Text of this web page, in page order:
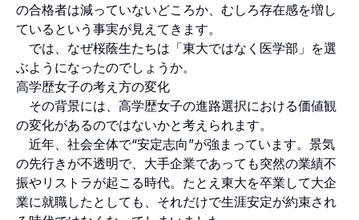
の合格者は減っていないどころか、むしろ存在感を増し
ているという事実が見えてきます。
では、なぜ桜蔭生たちは「東大ではなく医学部」を選
ぶようになったのでしょうか。
高学歴女子の考え方の変化
その背景には、高学歴女子の進路選択における価値観
の変化があるのではないかと考えられます。
近年、社会全体で“安定志向”が強まっています。景気
の先行きが不透明で、大手企業であっても突然の業績不
振やリストラが起こる時代。たとえ東大を卒業して大企
業に就職したとしても、それだけで生涯安定が約束され